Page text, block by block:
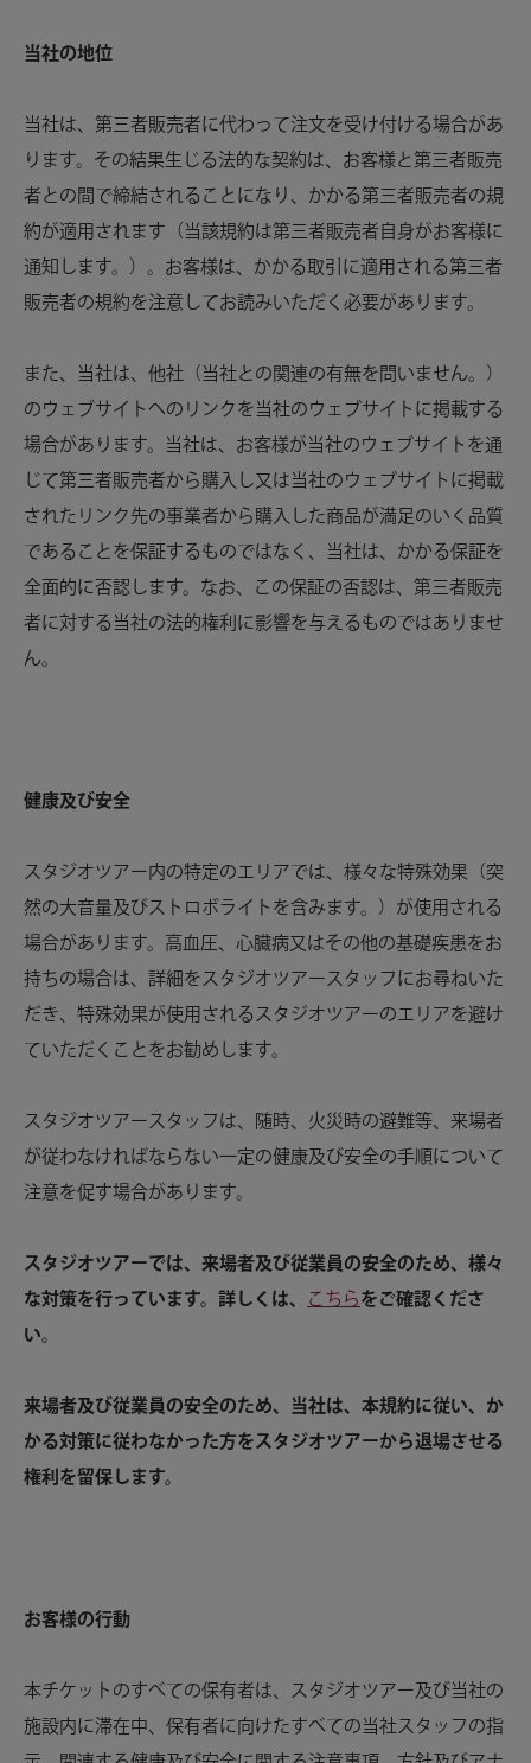
当社の地位
当社は、第三者販売者に代わって注文を受け付ける場合があ
ります。その結果生じる法的な契約は、お客様と第三者販売
者との間で締結されることになり、かかる第三者販売者の規
約が適用されます（当該規約は第三者販売者自身がお客様に
通知します。）。お客様は、かかる取引に適用される第三者
販売者の規約を注意してお読みいただく必要があります。
また、当社は、他社（当社との関連の有無を問いません。）
のウェブサイトへのリンクを当社のウェブサイトに掲載する
場合があります。当社は、お客様が当社のウェブサイトを通
じて第三者販売者から購入し又は当社のウェブサイトに掲載
されたリンク先の事業者から購入した商品が満足のいく品質
であることを保証するものではなく、当社は、かかる保証を
全面的に否認します。なお、この保証の否認は、第三者販売
者に対する当社の法的権利に影響を与えるものではありませ
ん。
健康及び安全
スタジオツアー内の特定のエリアでは、様々な特殊効果（突
然の大音量及びストロボライトを含みます。）が使用される
場合があります。高血圧、心臓病又はその他の基礎疾患をお
持ちの場合は、詳細をスタジオツアースタッフにお尋ねいた
だき、特殊効果が使用されるスタジオツアーのエリアを避け
ていただくことをお勧めします。
スタジオツアースタッフは、随時、火災時の避難等、来場者
が従わなければならない一定の健康及び安全の手順について
注意を促す場合があります。
スタジオツアーでは、来場者及び従業員の安全のため、様々
な対策を行っています。詳しくは、 こちらをご確認くださ
い。
来場者及び従業員の安全のため、当社は、本規約に従い、か
かる対策に従わなかった方をスタジオツアーから退場させる
権利を留保します。
お客様の行動
本チケットのすべての保有者は、スタジオツアー及び当社の
施設内に滞在中、保有者に向けたすべての当社スタッフの指